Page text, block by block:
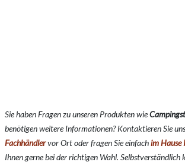
Sie haben Fragen zu unseren Produkten wie
benötigen weitere Informationen? Kontaktieren Sie
Fachhändlervor Ort oder fragen Sie einfachim Hause
Ihnen gerne bei der richtigen Wahl. Selbstverständlich